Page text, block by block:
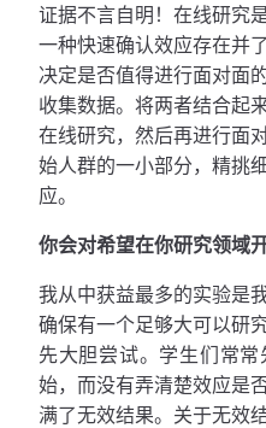
证据不言自明！在线研究
一种快速确认效应存在并
决定是否值得进行面对面
收集数据。将两者结合
在线研究，然后再进行面
始人群的一小部分，精挑
应。
你会对希望在你研究领域
我从中获益最多的实验是
确保有一个足够大可以研
先大胆尝试。学生们常
始，而没有弄清楚效应是
满了无效结果。关于无效